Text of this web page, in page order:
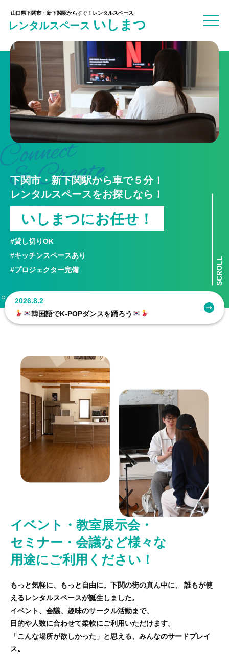
山口県下関市・新下関駅からすぐ！レンタルスペース
レンタルスペース いしまつ
下関市・新下関駅から車で５分！
レンタルスペースをお探しなら！
いしまつにお任せ！
#貸し切りOK
#キッチンスペースあり
#プロジェクター完備
SCROLL
2026.8.2
韓国語でK-POPダンスを踊ろう
イベント・教室展示会・
セミナー・会議など様々な
用途にご利用ください！
もっと気軽に、もっと自由に。下関の街の真ん中に、
誰もが使
えるレンタルスペースが誕生しました。
イベント、会議、趣味のサークル活動まで、
目的や人数に合わせて柔軟にご利用いただけます。
「こんな場所が欲しかった」と思える、みんなのサードプレイ
ス。